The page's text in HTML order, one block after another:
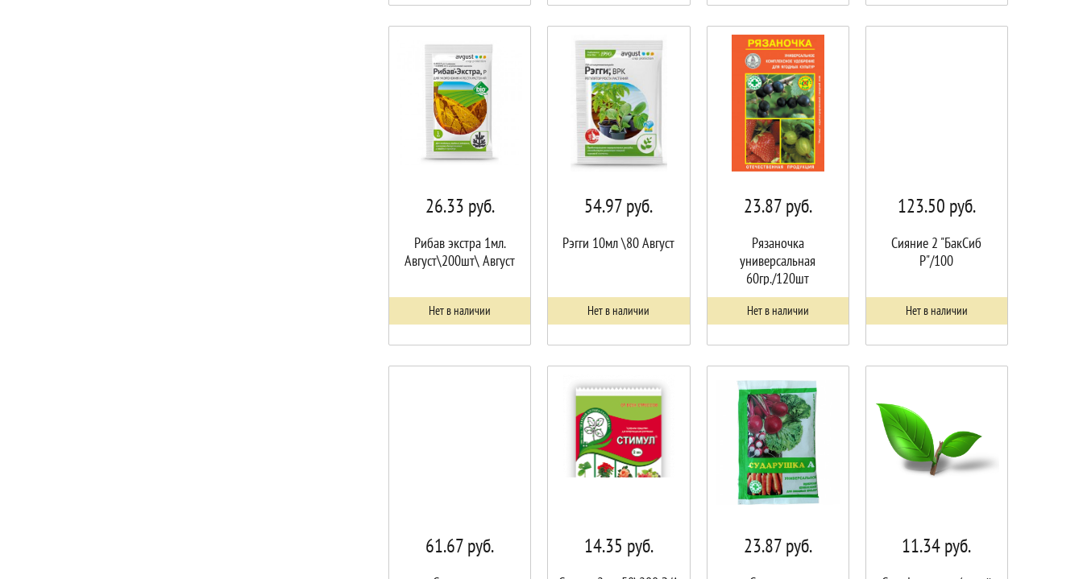
26.33 руб.
Рибав экстра 1мл.
Август\200шт\ Август
Нет в наличии
54.97руб.
Рэгги 10мл \80 Август
Нет в наличии
23.87руб.
Рязаночка
универсальная
60гр./120шт
Нет в наличии
123.50 руб.
Сияние 2 "БакСиб
Р"/100
Нет в наличии
61.67руб. 14.35 руб. 23.87руб. 11.34руб.